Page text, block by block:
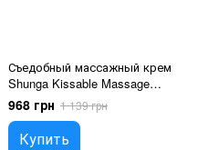
Съедобный массажный крем
Shunga Kissable Massage
Cream – Sparkling Strawberry
Wine (200 мл)
968 грн 1 139 грн
Купить